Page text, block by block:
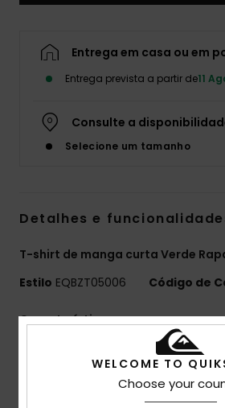
Entrega em casa ou em
Entrega prevista a partir de11
Consulte a
Selecione um tamanho
Detalhes e
T-shirt de manga curta Verde
Estilo EQBZT05006 Código de
Características
25% algodão reciclado
WELCOME TO
Choose your